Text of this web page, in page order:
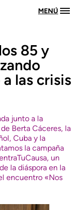
MENÚ
85 y
las crisis
junto a la
Berta Cáceres, la
Cuba y la
la campaña
, un
la diáspora en la
encuentro «Nos